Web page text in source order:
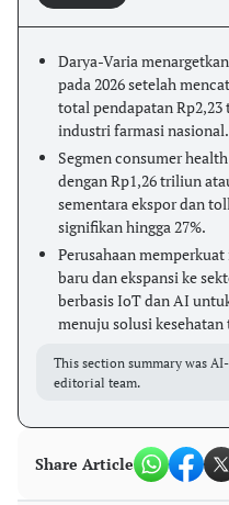
Darya-Varia
pada 2026 setelah
total pendapatan
industri farmasi nasional.
Segmen consumer
dengan Rp1,26 triliun
sementara ekspor dan
signifikan hingga 27%.
Perusahaan
baru dan ekspansi ke
berbasis IoT dan AI
menuju solusi
This section summary was
editorial team.
Share Article